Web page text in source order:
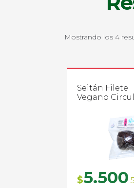
Mostrando los 4
Seitán Filete
Vegano
$5.500